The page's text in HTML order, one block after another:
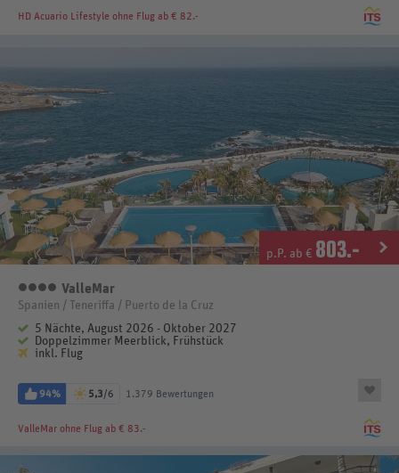
HD Acuario Lifestyle ohne Flug ab € 82.-
p.P. ab € 803.-
4 Sterne
ValleMar
Spanien / Teneriffa / Puerto de la Cruz
5 Nächte, August 2026 - Oktober 2027
Doppelzimmer Meerblick, Frühstück
inkl. Flug
94% 5,3/6 1.379 Bewertungen
ValleMar ohne Flug ab € 83.-